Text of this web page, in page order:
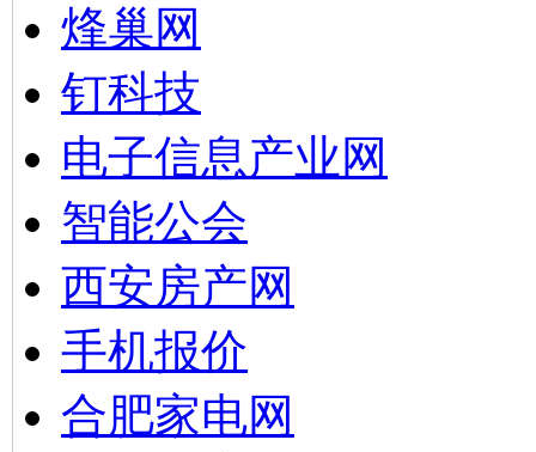
烽巢网
钉科技
电子信息产业网
智能公会
西安房产网
手机报价
合肥家电网